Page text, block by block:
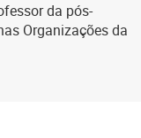
da pós-
Organizações da